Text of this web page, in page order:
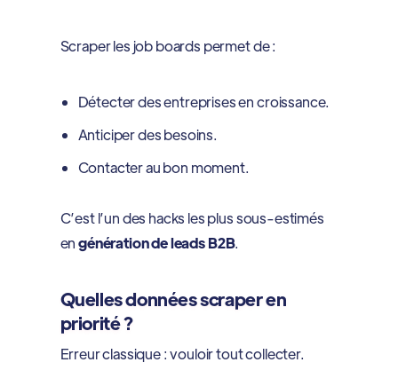
Scraper les job boards permet de :
Détecter des entreprises en croissance.
Anticiper des besoins.
Contacter au bon moment.
C’est l’un des hacks les plus sous-estimés
engénération de leads B2B.
Quelles données scraper en
priorité ?
Erreur classique : vouloir tout collecter.